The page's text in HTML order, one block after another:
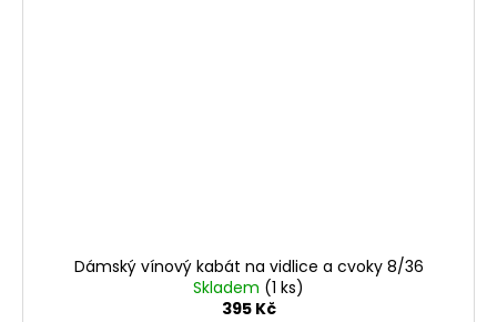
Dámský vínový kabát na vidlice a cvoky 8/36
Skladem (1 ks)
395 Kč